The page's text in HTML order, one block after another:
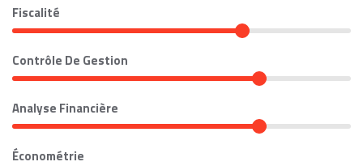
Fiscalité
Contrôle De Gestion
Analyse Financière
Économétrie